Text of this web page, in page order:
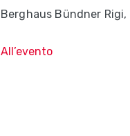
Berghaus Bündner Rigi,
All’evento